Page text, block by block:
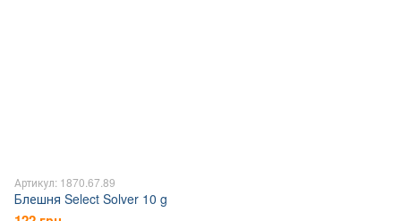
Артикул: 1870.67.89
Блешня Select Solver 10 g